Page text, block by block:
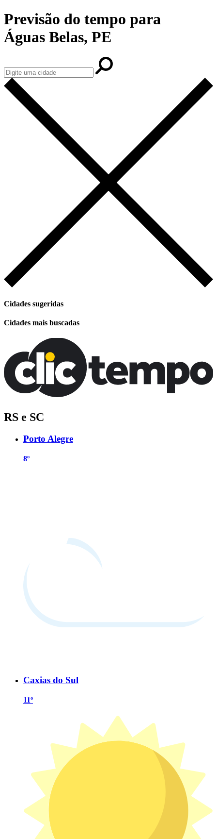
Previsão do tempo para
Águas Belas, PE
Cidades sugeridas
Cidades mais buscadas
RS e SC
Porto Alegre
8º
Caxias do Sul
11º